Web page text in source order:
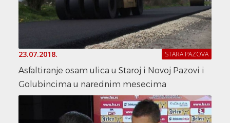
23.07.2018. STARA PAZOVA
Asfaltiranje osam ulica u Staroj i Novoj Pazovi i
Golubincima u narednim mesecima